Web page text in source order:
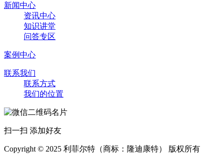
新闻中心
资讯中心
知识讲堂
问答专区
案例中心
联系我们
联系方式
我们的位置
扫一扫 添加好友
Copyright © 2025 利菲尔特（商标：隆迪康特） 版权所有